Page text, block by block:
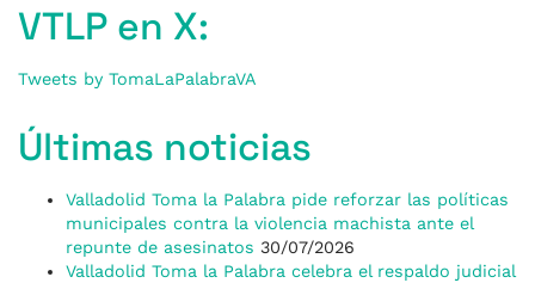
VTLP en X:
Tweets by TomaLaPalabraVA
Últimas noticias
Valladolid Toma la Palabra pide reforzar las políticas
municipales contra la violencia machista ante el
repunte de asesinatos 30/07/2026
Valladolid Toma la Palabra celebra el respaldo judicial